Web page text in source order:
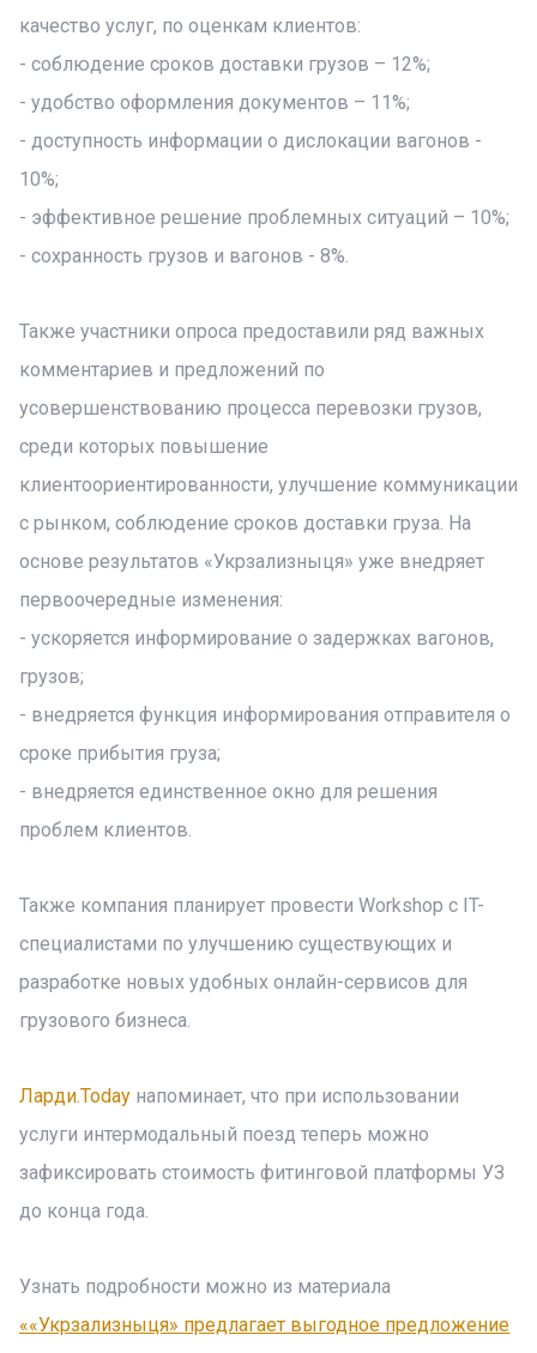
качество услуг, по оценкам клиентов:
- соблюдение сроков доставки грузов – 12%;
- удобство оформления документов – 11%;
- доступность информации о дислокации вагонов -
10%;
- эффективное решение проблемных ситуаций – 10%;
- сохранность грузов и вагонов - 8%.
Также участники опроса предоставили ряд важных
комментариев и предложений по
усовершенствованию процесса перевозки грузов,
среди которых повышение
клиентоориентированности, улучшение коммуникации
с рынком, соблюдение сроков доставки груза. На
основе результатов «Укрзализныця» уже внедряет
первоочередные изменения:
- ускоряется информирование о задержках вагонов,
грузов;
- внедряется функция информирования отправителя о
сроке прибытия груза;
- внедряется единственное окно для решения
проблем клиентов.
Также компания планирует провести Workshop с IT-
специалистами по улучшению существующих и
разработке новых удобных онлайн-сервисов для
грузового бизнеса.
Ларди.Today напоминает, что при использовании
услуги интермодальный поезд теперь можно
зафиксировать стоимость фитинговой платформы УЗ
до конца года.
Узнать подробности можно из материала
««Укрзализныця» предлагает выгодное предложение